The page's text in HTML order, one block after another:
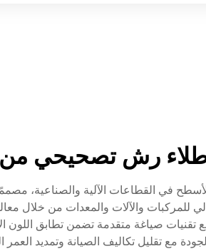
رش تصحيحي من
في القطاعات الآلية والصناعية،
للمركبات والآلات والمعدات من خلال
صياغة متقدمة تضمن تطابق اللون
مع تقليل تكاليف الصيانة وتمديد